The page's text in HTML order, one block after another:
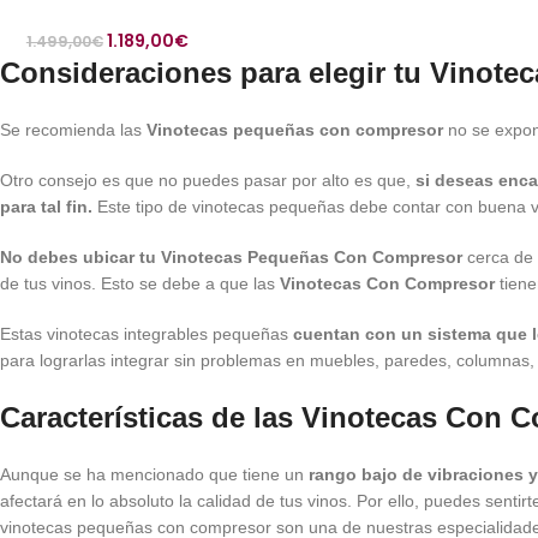
1.499,00€1.189,00€
Consideraciones para elegir tu
Se recomienda las Vinotecas pequeñas con compresor no se
Otro consejo es que no puedes pasar por alto es que, si deseas
para tal fin. Este tipo de vinotecas pequeñas debe contar con
No debes ubicar tu Vinotecas Pequeñas Con Compresorcerca de
de tus vinos. Esto se debe a que las Vinotecas Con Compresor
Estas vinotecas integrables pequeñas cuentan con un sistema que
para lograrlas integrar sin problemas en muebles, paredes, columnas,
Características de las Vinotecas Con
Aunque se ha mencionado que tiene un rango bajo de vibraciones
afectará en lo absoluto la calidad de tus vinos. Por ello, puedes
vinotecas pequeñas con compresor son una de nuestras